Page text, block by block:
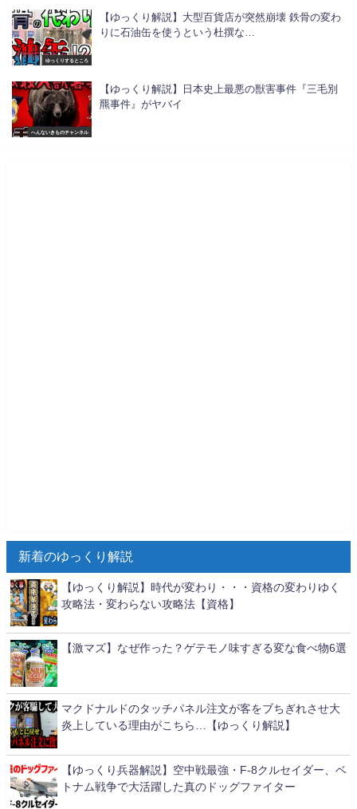
ゆっくりするところ
【ゆっくり解説】大型百貨店が突然崩壊 鉄骨の変わ
りに石油缶を使うという杜撰な…
へんないきものチャンネル
【ゆっくり解説】日本史上最悪の獣害事件『三毛別
羆事件』がヤバイ
新着のゆっくり解説
【ゆっくり解説】時代が変わり・・・資格の変わりゆく
攻略法・変わらない攻略法【資格】
【激マズ】なぜ作った？ゲテモノ味すぎる変な食べ物6選
マクドナルドのタッチパネル注文が客をブちぎれさせ大
炎上している理由がこちら…【ゆっくり解説】
【ゆっくり兵器解説】空中戦最強・F-8クルセイダー、ベ
トナム戦争で大活躍した真のドッグファイター